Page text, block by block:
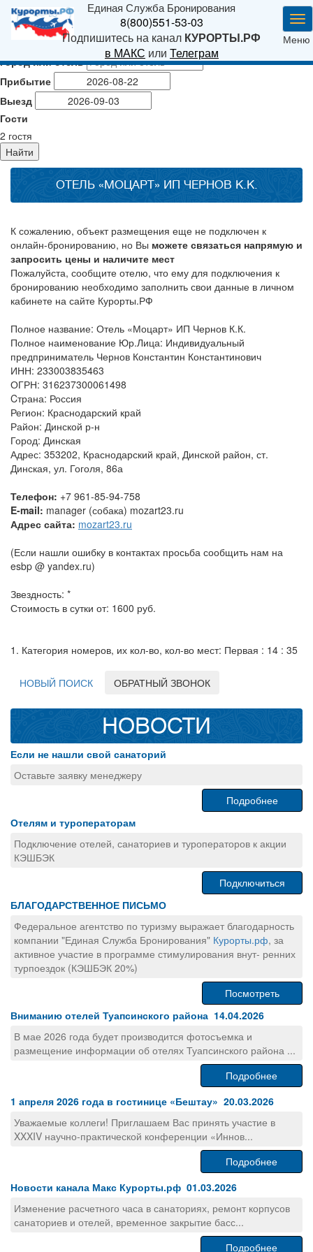
Единая Служба Бронирования
8(800)551-53-03
Подпишитесь на канал КУРОРТЫ.РФ
в МАКС или Телеграм
Меню
Город или отель
Прибытие
Выезд
Гости
2 гостя
Найти
ОТЕЛЬ «МОЦАРТ» ИП ЧЕРНОВ К.К.
К сожалению, объект размещения еще не подключен к
онлайн-бронированию, но Вы можете связаться напрямую и
запросить цены и наличите мест
Пожалуйста, сообщите отелю, что ему для подключения к
бронированию необходимо заполнить свои данные в личном
кабинете на сайте Курорты.РФ
Полное название: Отель «Моцарт» ИП Чернов К.К.
Полное наименование Юр.Лица: Индивидуальный
предприниматель Чернов Константин Константинович
ИНН: 233003835463
ОГРН: 316237300061498
Cтрана: Россия
Регион: Краснодарский край
Район: Динской р-н
Город: Динская
Адрес: 353202, Краснодарский край, Динской район, ст.
Динская, ул. Гоголя, 86а
Телефон: +7 961-85-94-758
E-mail: manager (собака) mozart23.ru
Адрес сайта: mozart23.ru
(Если нашли ошибку в контактах просьба сообщить нам на
esbp @ yandex.ru)
Звездность: *
Стоимость в сутки от: 1600 руб.
1. Категория номеров, их кол-во, кол-во мест: Первая : 14 : 35
НОВЫЙ ПОИСК ОБРАТНЫЙ ЗВОНОК
НОВОСТИ
Если не нашли свой санаторий
Оставьте заявку менеджеру
Подробнее
Отелям и туроператорам
Подключение отелей, санаториев и туроператоров к акции
КЭШБЭК
Подключиться
БЛАГОДАРСТВЕННОЕ ПИСЬМО
Федеральное агентство по туризму выражает благодарность
компании "Единая Служба Бронирования" Курорты.рф, за
активное участие в программе стимулирования внут- ренних
турпоездок (КЭШБЭК 20%)
Посмотреть
Вниманию отелей Туапсинского района 14.04.2026
В мае 2026 года будет производится фотосъемка и
размещение информации об отелях Туапсинского района ...
Подробнее
1 апреля 2026 года в гостинице «Бештау» 20.03.2026
Уважаемые коллеги! Приглашаем Вас принять участие в
XXXIV научно-практической конференции «Иннов...
Подробнее
Новости канала Макс Курорты.рф 01.03.2026
Изменение расчетного часа в санаториях, ремонт корпусов
санаториев и отелей, временное закрытие басс...
Подробнее